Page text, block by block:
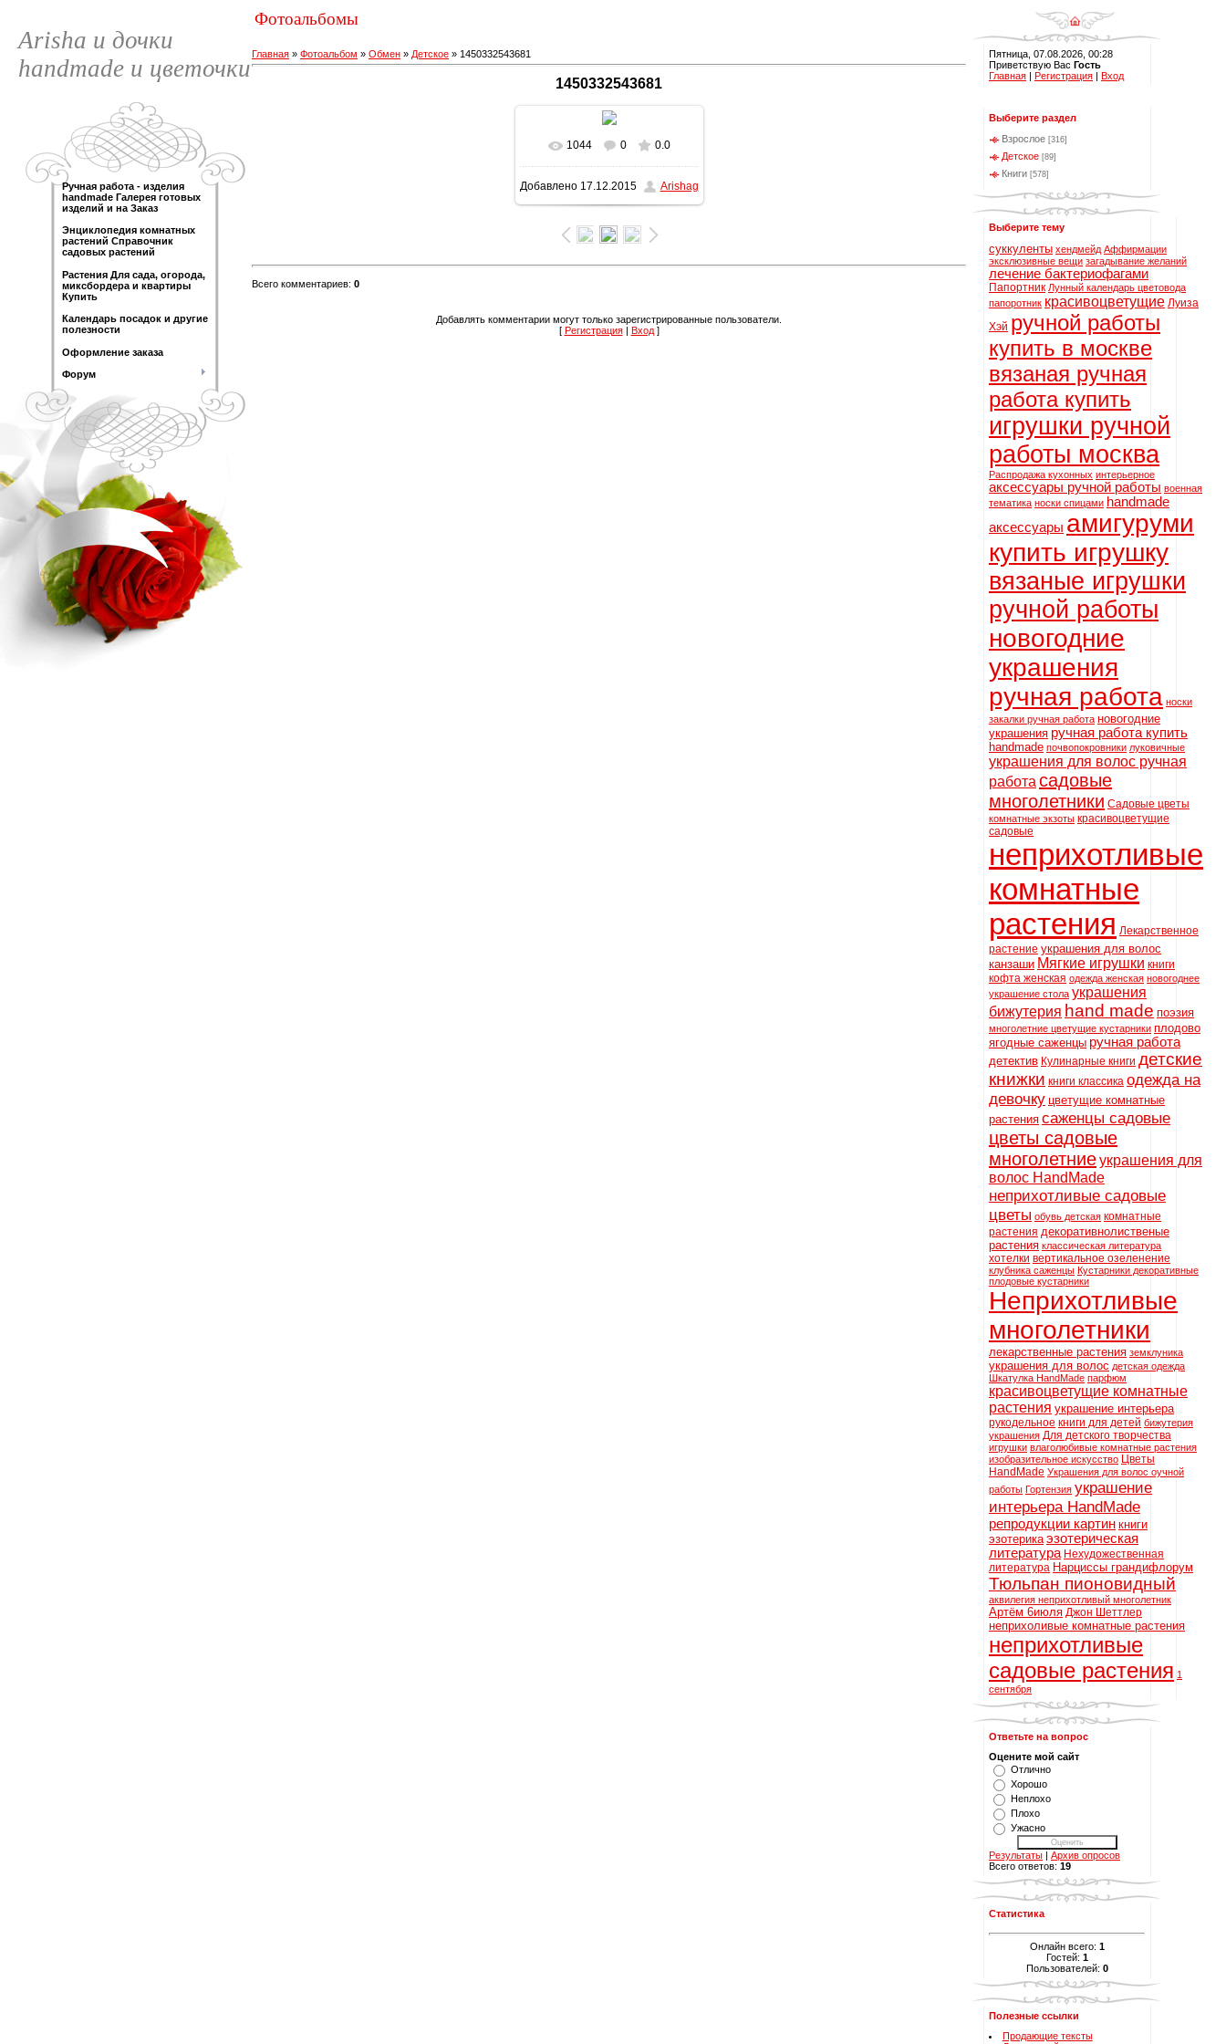
Arisha и дочки
handmade и цветочки
Ручная работа - изделия
handmade Галерея готовых
изделий и на Заказ
Энциклопедия комнатных
растений Справочник
садовых растений
Растения Для сада, огорода,
миксбордера и квартиры
Купить
Календарь посадок и другие
полезности
Оформление заказа
Форум
Фотоальбомы
Главная » Фотоальбом » Обмен » Детское » 1450332543681
1450332543681
В реальном размере
1200x1600/ 348.5Kb
1044 0 0.0
Добавлено17.12.2015 Arishag
Всего комментариев: 0
Добавлять комментарии могут только зарегистрированные пользователи.
[ Регистрация| Вход]
Пятница, 07.08.2026, 00:28
Приветствую Вас Гость
Главная | Регистрация | Вход
Выберите раздел
Взрослое [316]
Детское [89]
Книги [578]
Выберите тему
суккуленты хендмейд Аффирмации
эксклюзивные вещи загадывание желаний
лечение бактериофагами
Папортник Лунный календарь цветовода
папоротник красивоцветущие Луиза
Хэй ручной работы
купить в москве
вязаная ручная
работа купить
игрушки ручной
работы москва
Распродажа кухонных интерьерное
аксессуары ручной работы военная
тематика носки спицами handmade
аксессуары амигуруми
купить игрушку
вязаные игрушки
ручной работы
новогодние
украшения
ручная работа носки
закалки ручная работа новогодние
украшения ручная работа купить
handmade почвопокровники луковичные
украшения для волос ручная
работа садовые
многолетники Садовые цветы
комнатные экзоты красивоцветущие
садовые
неприхотливые
комнатные
растения Лекарственное
растение украшения для волос
канзаши Мягкие игрушки книги
кофта женская одежда женская новогоднее
украшение стола украшения
бижутерия hand made поэзия
многолетние цветущие кустарники плодово
ягодные саженцы ручная работа
детектив Кулинарные книги детские
книжки книги классика одежда на
девочку цветущие комнатные
растения саженцы садовые
цветы садовые
многолетниеукрашения для
волос HandMade
неприхотливые садовые
цветы обувь детская комнатные
растения декоративнолиственые
растения классическая литература
хотелки вертикальное озеленение
клубника саженцы Кустарники декоративные
плодовые кустарники
Неприхотливые
многолетники
лекарственные растения земклуника
украшения для волос детская одежда
Шкатулка HandMade парфюм
красивоцветущие комнатные
растения украшение интерьера
рукодельное книги для детей бижутерия
украшения Для детского творчества
игрушки влаголюбивые комнатные растения
изобразительное искусство Цветы
HandMade Украшения для волос оучной
работы Гортензия украшение
интерьера HandMade
репродукции картин книги
эзотерика эзотерическая
литература Нехудожественная
литература Нарциссы грандифлорум
Тюльпан пионовидный
аквилегия неприхотливый многолетник
Артём 6июля Джон Шеттлер
неприхоливые комнатные растения
неприхотливые
садовые растения 1
сентября
Ответьте на вопрос
Оцените мой сайт
Отлично
Хорошо
Неплохо
Плохо
Ужасно
Результаты | Архив опросов
Всего ответов: 19
Статистика
Онлайн всего: 1
Гостей: 1
Пользователей: 0
Полезные ссылки
Продающие тексты